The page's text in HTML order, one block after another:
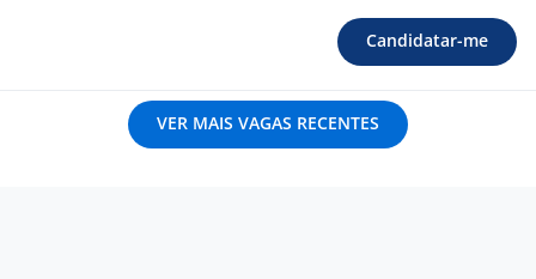
Candidatar-me
VER MAIS VAGAS RECENTES